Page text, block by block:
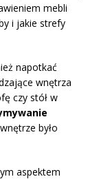
mebli
i jakie strefy
napotkać
wnętrza
czy stół w
było
aspektem